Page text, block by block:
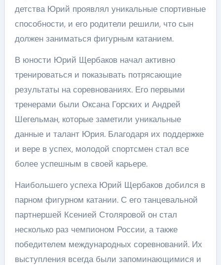
детства Юрий проявлял уникальные спортивные
способности, и его родители решили, что сын
должен заниматься фигурным катанием.
В юности Юрий Щербаков начал активно
тренироваться и показывать потрясающие
результаты на соревнованиях. Его первыми
тренерами были Оксана Горских и Андрей
Шегельман, которые заметили уникальные
данные и талант Юрия. Благодаря их поддержке
и вере в успех, молодой спортсмен стал все
более успешным в своей карьере.
Наибольшего успеха Юрий Щербаков добился в
парном фигурном катании. С его танцевальной
партнершей Ксенией Столяровой он стал
несколько раз чемпионом России, а также
победителем международных соревнований. Их
выступления всегда были запоминающимися и